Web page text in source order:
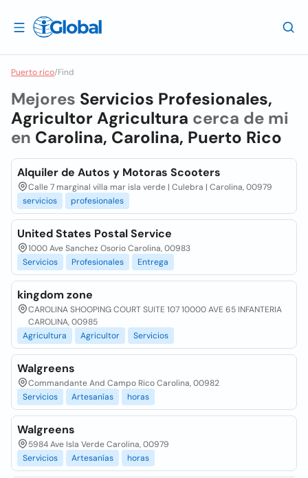
Puerto rico/Find
Mejores Servicios Profesionales,
Agricultor Agricultura cerca de mi
en Carolina, Carolina, Puerto Rico
Alquiler de Autos y Motoras Scooters
Calle 7 marginal villa mar isla verde | Culebra | Carolina, 00979
servicios
profesionales
United States Postal Service
1000 Ave Sanchez Osorio Carolina, 00983
Servicios
Profesionales Entrega
kingdom zone
CAROLINA SHOOPING COURT SUITE 107 10000 AVE 65 INFANTERIA
CAROLINA, 00985
Agricultura
Agricultor Servicios
Walgreens
Commandante And Campo Rico Carolina, 00982
Servicios
Artesanías horas
Walgreens
5984 Ave Isla Verde Carolina, 00979
Servicios
Artesanías horas